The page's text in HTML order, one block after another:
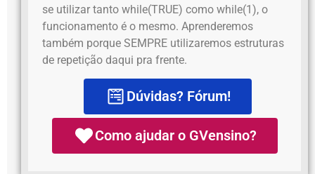
se utilizar tanto while(TRUE) como while(1), o
funcionamento é o mesmo. Aprenderemos
também porque SEMPRE utilizaremos estruturas
de repetição daqui pra frente.
Dúvidas? Fórum!
Como ajudar o GVensino?